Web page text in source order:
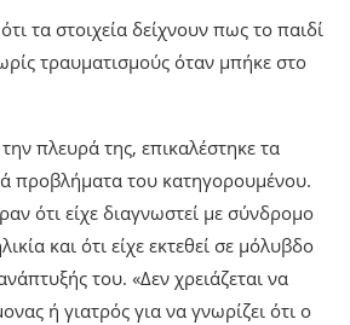
τα στοιχεία δείχνουν πως το παιδί
τραυματισμούς όταν μπήκε στο
πλευρά της, επικαλέστηκε τα
προβλήματα του κατηγορουμένου.
ότι είχε διαγνωστεί με σύνδρομο
και ότι είχε εκτεθεί σε μόλυβδο
του. «Δεν χρειάζεται να
ή γιατρός για να γνωρίζει ότι ο